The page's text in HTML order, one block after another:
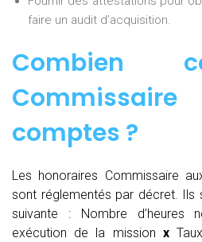
faire un audit d’acquisition.
Combien
comptes ?
Les honoraires Commissaire
sont réglementés par décret. Ils
suivante :
Nombre d’heures
exécution de la mission x